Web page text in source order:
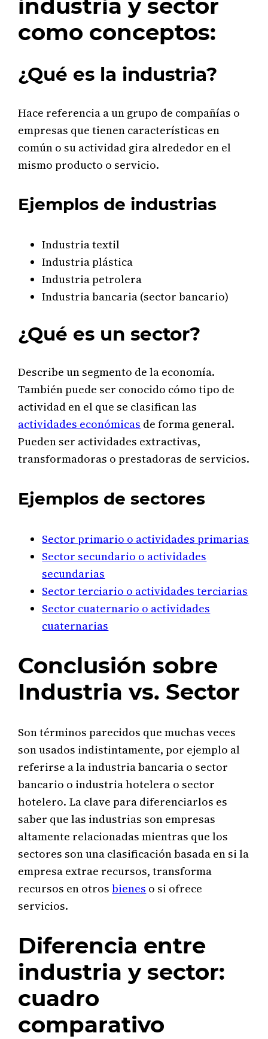
industria y sector
como conceptos:
¿Qué es la industria?
Hace referencia a un grupo de compañías o
empresas que tienen características en
común o su actividad gira alrededor en el
mismo producto o servicio.
Ejemplos de industrias
Industria textil
Industria plástica
Industria petrolera
Industria bancaria (sector bancario)
¿Qué es un sector?
Describe un segmento de la economía.
También puede ser conocido cómo tipo de
actividad en el que se clasifican las
actividades económicas de forma general.
Pueden ser actividades extractivas,
transformadoras o prestadoras de servicios.
Ejemplos de sectores
Sector primario o actividades primarias
Sector secundario o actividades
secundarias
Sector terciario o actividades terciarias
Sector cuaternario o actividades
cuaternarias
Conclusión sobre
Industria vs. Sector
Son términos parecidos que muchas veces
son usados indistintamente, por ejemplo al
referirse a la industria bancaria o sector
bancario o industria hotelera o sector
hotelero. La clave para diferenciarlos es
saber que las industrias son empresas
altamente relacionadas mientras que los
sectores son una clasificación basada en si la
empresa extrae recursos, transforma
recursos en otrosbienes o si ofrece
servicios.
Diferencia entre
industria y sector:
cuadro
comparativo